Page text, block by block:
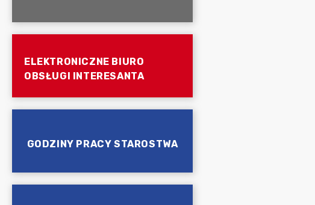
ELEKTRONICZNE BIURO
OBSŁUGI INTERESANTA
GODZINY PRACY STAROSTWA